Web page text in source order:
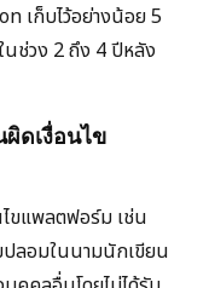
เก็บไว้อย่างน้อย 5
ช่วง 2 ถึง 4 ปีหลัง
ดเงื่อนไข
ขแพลตฟอร์ม เช่น
ลอมในนามนักเขียน